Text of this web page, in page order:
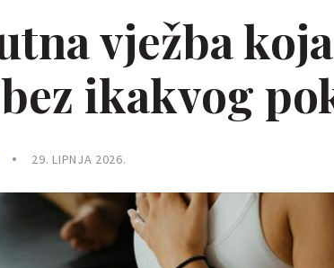
vježba
ikakvog
29. LIPNJA 2026.